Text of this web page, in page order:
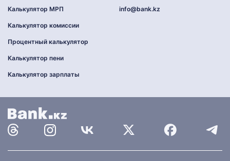
Калькулятор МРП
Калькулятор комиссии
Процентный калькулятор
Калькулятор пени
Калькулятор зарплаты
info@bank.kz